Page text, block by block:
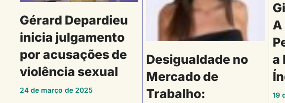
Gérard Depardieu
inicia julgamento
por acusações de
violência sexual
24 de março de 2025
Desigualdade no
Mercado de
Trabalho:
A
a
19